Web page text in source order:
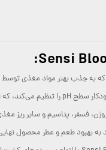
به جذب بهتر مواد مغذی
فسفر، پتاسیم و سایر ریز
به بهبود طعم و عطر محصول